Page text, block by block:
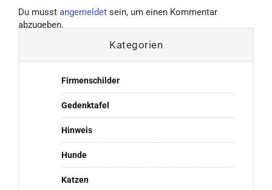
Du musst angemeldet sein, um einen Kommentar
abzugeben.
Kategorien
Firmenschilder
Gedenktafel
Hinweis
Hunde
Katzen